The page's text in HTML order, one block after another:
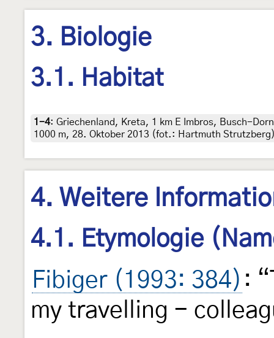
3. Biologie
3.1. Habitat
1-4: Griechenland, Kreta, 1 km E Imbros, Busch-
1000 m, 28. Oktober 2013 (fot.: Hartmuth
4. Weitere
4.1. Etymologie
Fibiger (1993: 384) :
my travelling -